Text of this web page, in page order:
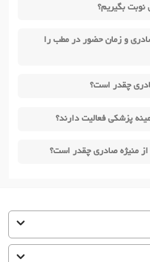
نوبت بگیریم؟
و زمان حضور در مطب را
چقدر است؟
پزشکی فعالیت دارند؟
از منیژه صادری چقدر است؟